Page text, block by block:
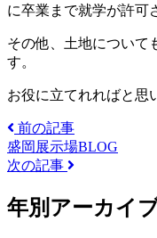
に卒業まで就学が許可
その他、土地について
す。
お役に立てれればと思
前の記事
盛岡展示場BLOG
次の記事
年別アーカイ